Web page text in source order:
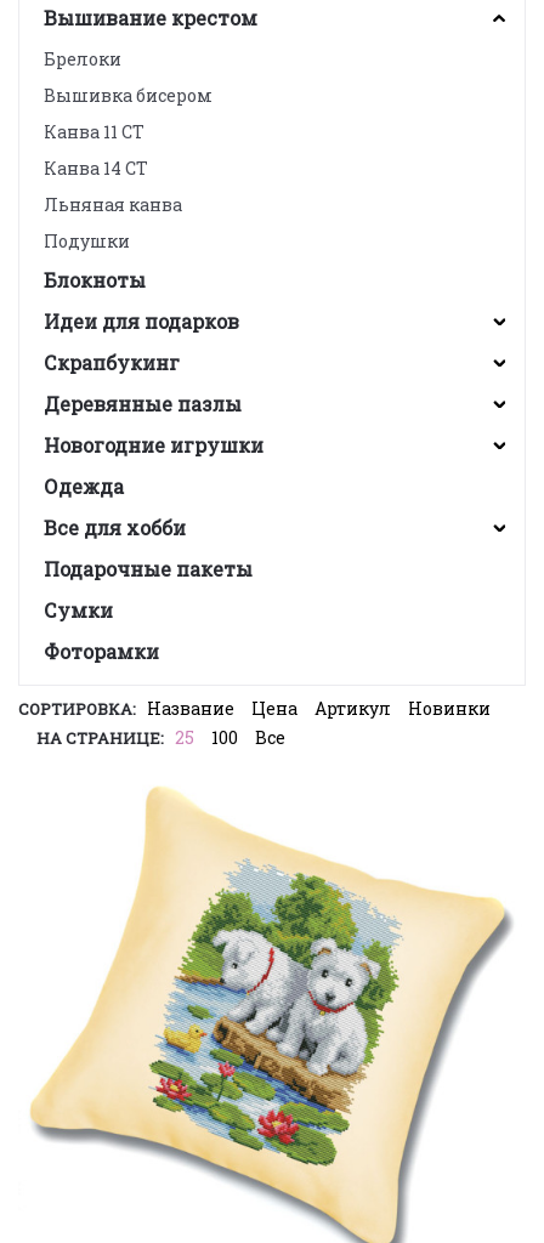
Вышивание крестом
Брелоки
Вышивка бисером
Канва 11 CT
Канва 14 СТ
Льняная канва
Подушки
Блокноты
Идеи для подарков
Скрапбукинг
Деревянные пазлы
Новогодние игрушки
Одежда
Все для хобби
Подарочные пакеты
Сумки
Фоторамки
СОРТИРОВКА: Название Цена Артикул Новинки
НА СТРАНИЦЕ: 25 100 Все